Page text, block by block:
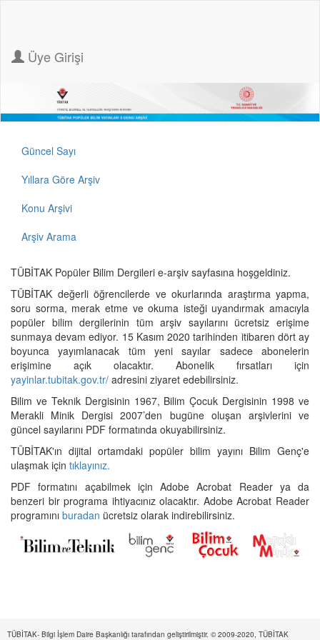
Üye Girişi
Güncel Sayı
Yıllara Göre Arşiv
Konu Arşivi
Arşiv Arama
TÜBİTAK Popüler Bilim Dergileri e-arşiv sayfasına hoşgeldiniz.
TÜBİTAK değerli öğrencilerde ve okurlarında araştırma yapma,
soru sorma, merak etme ve okuma isteği uyandırmak amacıyla
popüler bilim dergilerinin tüm arşiv sayılarını ücretsiz erişime
sunmaya devam ediyor. 15 Kasım 2020 tarihinden itibaren dört ay
boyunca yayımlanacak tüm yeni sayılar sadece abonelerin
erişimine açık olacaktır. Abonelik fırsatları için
yayinlar.tubitak.gov.tr/ adresini ziyaret edebilirsiniz.
Bilim ve Teknik Dergisinin 1967, Bilim Çocuk Dergisinin 1998 ve
Merakli Minik Dergisi 2007’den bugüne oluşan arşivlerini ve
güncel sayılarını PDF formatında okuyabilirsiniz.
TÜBİTAK'ın dijital ortamdaki popüler bilim yayını Bilim Genç'e
ulaşmak için tıklayınız.
PDF formatını açabilmek için Adobe Acrobat Reader ya da
benzeri bir programa ihtiyacınız olacaktır. Adobe Acrobat Reader
programını buradan ücretsiz olarak indirebilirsiniz.
TÜBİTAK- Bilgi İşlem Daire Başkanlığı tarafından geliştirilmiştir. © 2009-2020, TÜBİTAK